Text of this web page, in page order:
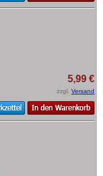
5,99 €
zzgl. Versand